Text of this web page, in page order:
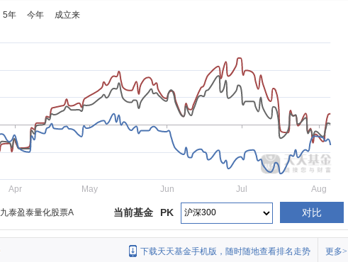
5年 今年 成立来
Apr May Jun Jul Aug
九泰盈泰量化股票A 对比
PK
当前基金
更多>
下载天天基金手机版，随时随地查看排名走势